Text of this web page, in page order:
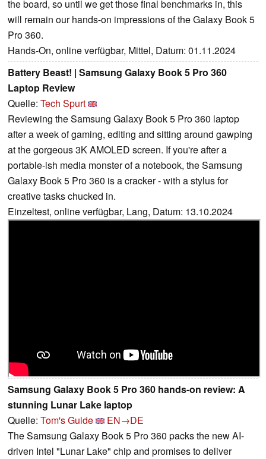
the board, so until we get those final benchmarks in, this
will remain our hands-on impressions of the Galaxy Book 5
Pro 360.
Hands-On, online verfügbar, Mittel, Datum: 01.11.2024
Battery Beast! | Samsung Galaxy Book 5 Pro 360
Laptop Review
Quelle: Tech Spurt
Reviewing the Samsung Galaxy Book 5 Pro 360 laptop
after a week of gaming, editing and sitting around gawping
at the gorgeous 3K AMOLED screen. If you're after a
portable-ish media monster of a notebook, the Samsung
Galaxy Book 5 Pro 360 is a cracker - with a stylus for
creative tasks chucked in.
Einzeltest, online verfügbar, Lang, Datum: 13.10.2024
Samsung Galaxy Book 5 Pro 360 hands-on review: A
stunning Lunar Lake laptop
Quelle: Tom's Guide
EN→DE
The Samsung Galaxy Book 5 Pro 360 packs the new AI-
driven Intel "Lunar Lake" chip and promises to deliver